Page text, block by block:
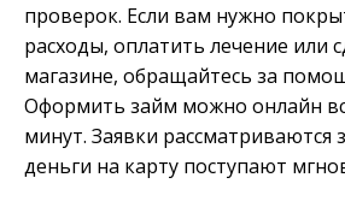
проверок. Если вам нужно
расходы, оплатить лечение или
магазине, обращайтесь за
Оформить займ можно онлайн
минут. Заявки рассматриваются
деньги на карту поступают